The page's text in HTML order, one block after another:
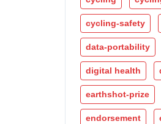
cycling-safety
data-portability
digital health
earthshot-prize
endorsement